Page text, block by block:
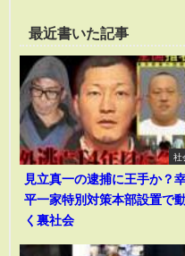
最近書いた記事
社
見立真一の逮捕に王手か？
平一家特別対策本部設置で
く裏社会